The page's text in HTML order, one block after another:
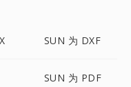
SUN 为 DXF
SUN 为 PDF